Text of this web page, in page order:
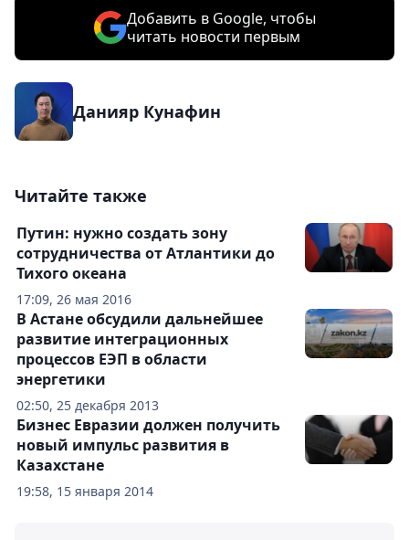
Добавить в Google, чтобы
читать новости первым
Данияр Кунафин
Читайте также
17:09, 26 мая 2016
Путин: нужно создать зону
сотрудничества от Атлантики до
Тихого океана
02:50, 25 декабря 2013
В Астане обсудили дальнейшее
развитие интеграционных
процессов ЕЭП в области
энергетики
19:58, 15 января 2014
Бизнес Евразии должен получить
новый импульс развития в
Казахстане